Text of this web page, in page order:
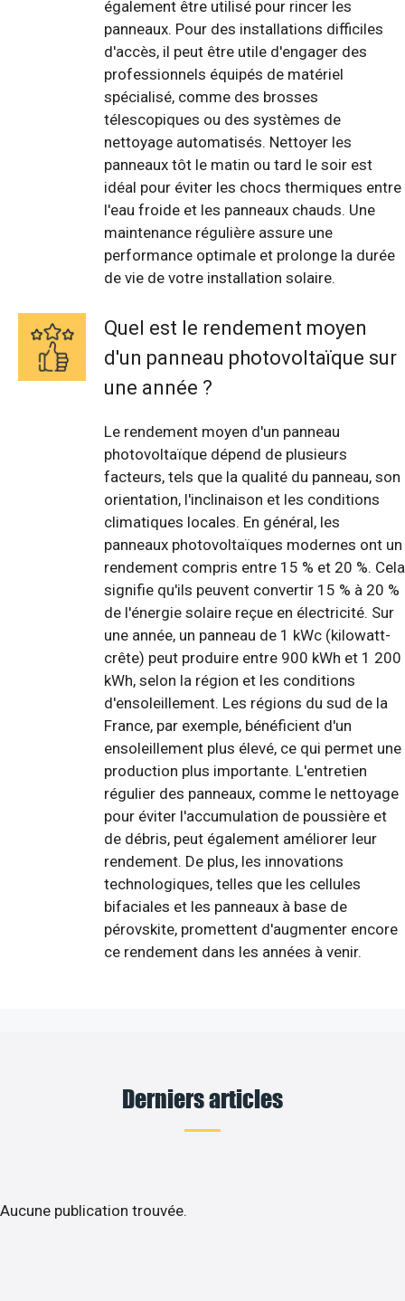
également être utilisé pour rincer les
panneaux. Pour des installations difficiles
d'accès, il peut être utile d'engager des
professionnels équipés de matériel
spécialisé, comme des brosses
télescopiques ou des systèmes de
nettoyage automatisés. Nettoyer les
panneaux tôt le matin ou tard le soir est
idéal pour éviter les chocs thermiques entre
l'eau froide et les panneaux chauds. Une
maintenance régulière assure une
performance optimale et prolonge la durée
de vie de votre installation solaire.
Quel est le rendement moyen
d'un panneau photovoltaïque sur
une année ?
Le rendement moyen d'un panneau
photovoltaïque dépend de plusieurs
facteurs, tels que la qualité du panneau, son
orientation, l'inclinaison et les conditions
climatiques locales. En général, les
panneaux photovoltaïques modernes ont un
rendement compris entre 15 % et 20 %. Cela
signifie qu'ils peuvent convertir 15 % à 20 %
de l'énergie solaire reçue en électricité. Sur
une année, un panneau de 1 kWc (kilowatt-
crête) peut produire entre 900 kWh et 1 200
kWh, selon la région et les conditions
d'ensoleillement. Les régions du sud de la
France, par exemple, bénéficient d'un
ensoleillement plus élevé, ce qui permet une
production plus importante. L'entretien
régulier des panneaux, comme le nettoyage
pour éviter l'accumulation de poussière et
de débris, peut également améliorer leur
rendement. De plus, les innovations
technologiques, telles que les cellules
bifaciales et les panneaux à base de
pérovskite, promettent d'augmenter encore
ce rendement dans les années à venir.
Derniers articles
Aucune publication trouvée.